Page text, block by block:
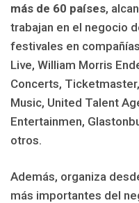
más de 60 países,
trabajan en el negocio
festivales en
Live, William Morris
Concerts,
Music, United Talent
Entertainmen,
otros.
Además, organiza
más importantes del